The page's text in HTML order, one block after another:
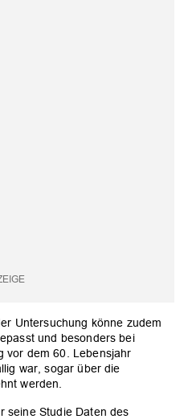
Untersuchung könne zudem
und besonders bei
vor dem 60. Lebensjahr
war, sogar über die
werden.
seine Studie Daten des